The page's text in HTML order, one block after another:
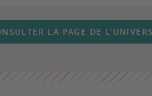
LA PAGE DE